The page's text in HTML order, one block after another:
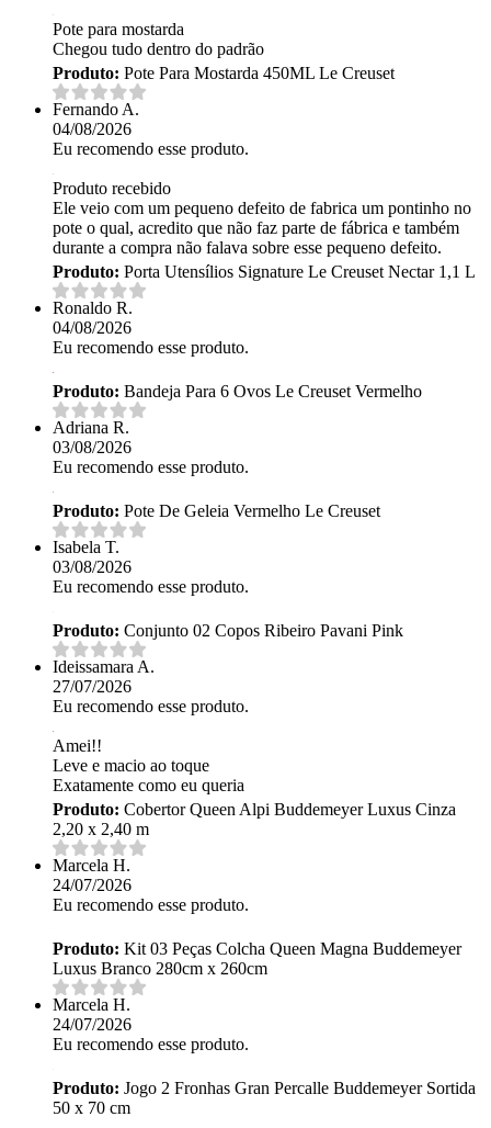
Pote para mostarda
Chegou tudo dentro do padrão
Produto: Pote Para Mostarda 450ML Le Creuset
Fernando A.
04/08/2026
Eu recomendo esse produto.
Produto recebido
Ele veio com um pequeno defeito de fabrica um pontinho no
pote o qual, acredito que não faz parte de fábrica e também
durante a compra não falava sobre esse pequeno defeito.
Produto: Porta Utensílios Signature Le Creuset Nectar 1,1 L
Ronaldo R.
04/08/2026
Eu recomendo esse produto.
Produto: Bandeja Para 6 Ovos Le Creuset Vermelho
Adriana R.
03/08/2026
Eu recomendo esse produto.
Produto: Pote De Geleia Vermelho Le Creuset
Isabela T.
03/08/2026
Eu recomendo esse produto.
Produto: Conjunto 02 Copos Ribeiro Pavani Pink
Ideissamara A.
27/07/2026
Eu recomendo esse produto.
Amei!!
Leve e macio ao toque
Exatamente como eu queria
Produto: Cobertor Queen Alpi Buddemeyer Luxus Cinza
2,20 x 2,40 m
Marcela H.
24/07/2026
Eu recomendo esse produto.
Produto: Kit 03 Peças Colcha Queen Magna Buddemeyer
Luxus Branco 280cm x 260cm
Marcela H.
24/07/2026
Eu recomendo esse produto.
Produto: Jogo 2 Fronhas Gran Percalle Buddemeyer Sortida
50 x 70 cm